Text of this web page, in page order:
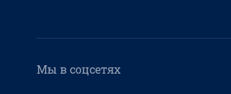
Мы в соцсетях